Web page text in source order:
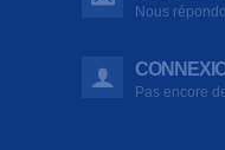
Nous
Pas encore